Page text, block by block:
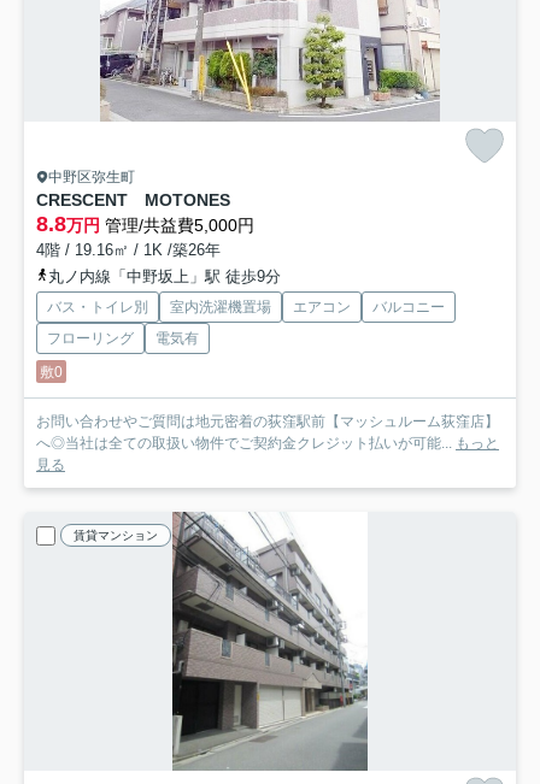
中野区弥生町
CRESCENT MOTONES
8.8万円 管理/共益費5,000円
4階 / 19.16㎡ / 1K /築26年
丸ノ内線「中野坂上」駅 徒歩9分
バス・トイレ別 室内洗濯機置場 エアコン
バルコニー
フローリング
電気有
敷0
お問い合わせやご質問は地元密着の荻窪駅前【マッシュルーム荻窪店】
へ◎当社は全ての取扱い物件でご契約金クレジット払いが可能... もっと
見る
賃貸マンション